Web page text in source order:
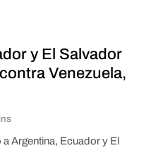
y El Salvador
Venezuela,
Argentina, Ecuador y El